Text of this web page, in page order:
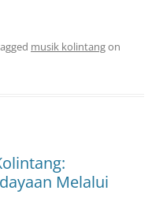
musik kolintangon
Melalui